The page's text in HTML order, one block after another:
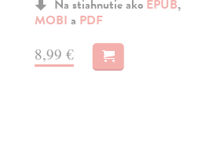
Na stiahnutie ako EPUB,
MOBI a PDF
8,99 €